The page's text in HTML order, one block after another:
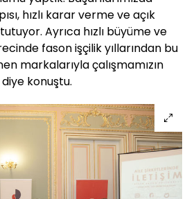
hızlı karar verme ve açık
Ayrıca hızlı büyüme ve
fason işçilik yıllarından bu
markalarıyla çalışmamızın
konuştu.